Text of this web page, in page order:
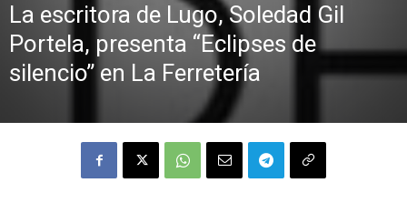
La escritora de Lugo, Soledad Gil
Portela, presenta “Eclipses de
silencio” en La Ferretería